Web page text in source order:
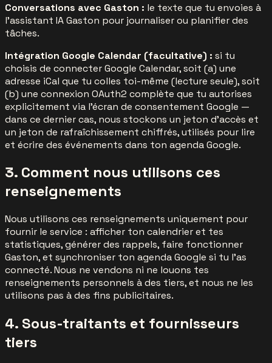
Conversations avec Gaston : le texte que tu envoies à
l'assistant IA Gaston pour journaliser ou planifier des
tâches.
Intégration Google Calendar (facultative) : si tu
choisis de connecter Google Calendar, soit (a) une
adresse iCal que tu colles toi-même (lecture seule), soit
(b) une connexion OAuth2 complète que tu autorises
explicitement via l'écran de consentement Google —
dans ce dernier cas, nous stockons un jeton d'accès et
un jeton de rafraîchissement chiffrés, utilisés pour lire
et écrire des événements dans ton agenda Google.
3. Comment nous utilisons ces
renseignements
Nous utilisons ces renseignements uniquement pour
fournir le service : afficher ton calendrier et tes
statistiques, générer des rappels, faire fonctionner
Gaston, et synchroniser ton agenda Google si tu l'as
connecté. Nous ne vendons ni ne louons tes
renseignements personnels à des tiers, et nous ne les
utilisons pas à des fins publicitaires.
4. Sous-traitants et fournisseurs
tiers